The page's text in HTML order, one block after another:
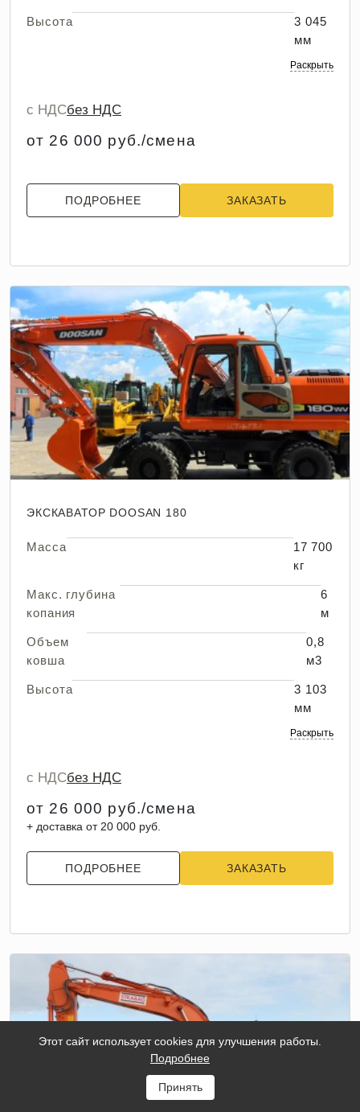
Высота
3 045
мм
Раскрыть
с НДСбез НДС
от 26 000 руб./смена
ПОДРОБНЕЕ ЗАКАЗАТЬ
ЭКСКАВАТОР DOOSAN 180
Масса
17 700
кг
Макс. глубина
копания
6
м
Объем
ковша
0,8
м3
Высота
3 103
мм
Раскрыть
с НДСбез НДС
от 26 000 руб./смена
+ доставка от 20 000 руб.
ПОДРОБНЕЕ ЗАКАЗАТЬ
Этот сайт использует cookies для улучшения работы.
Подробнее
Принять